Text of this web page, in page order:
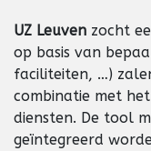
UZ Leuven zocht
op basis van
faciliteiten, …)
combinatie met
diensten. De tool
geïntegreerd